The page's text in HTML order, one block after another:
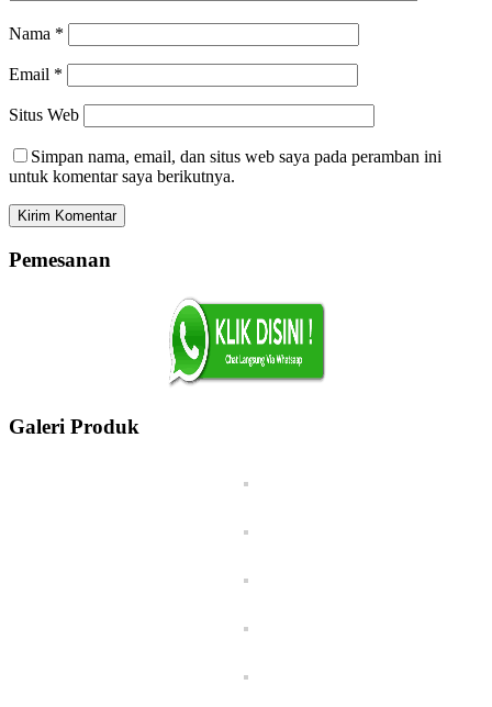
Nama *
Email *
Situs Web
Simpan nama, email, dan situs web saya pada peramban ini
untuk komentar saya berikutnya.
Pemesanan
Galeri Produk